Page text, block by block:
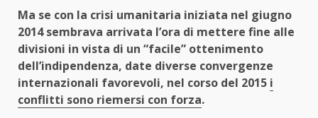
Ma se con la crisi umanitaria iniziata nel giugno
2014 sembrava arrivata l’ora di mettere fine alle
divisioni in vista di un “facile” ottenimento
dell’indipendenza, date diverse convergenze
internazionali favorevoli, nel corso del 2015 i
conflitti sono riemersi con forza.